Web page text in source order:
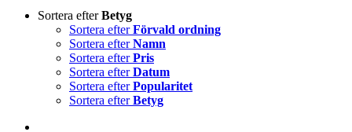
Sortera efterBetyg
Sortera efterFörvald ordning
Sortera efterNamn
Sortera efterPris
Sortera efterDatum
Sortera efterPopularitet
Sortera efterBetyg